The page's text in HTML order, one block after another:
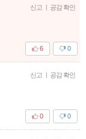
신고 | 공감 확인
0
6
신고 | 공감 확인
0
0